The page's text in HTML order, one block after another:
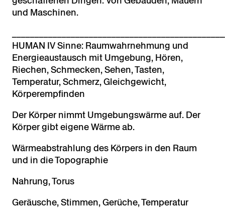
und Maschinen.
HUMAN IV Sinne: Raumwahrnehmung und
Energieaustausch mit Umgebung, Hören,
Riechen, Schmecken, Sehen, Tasten,
Temperatur, Schmerz, Gleichgewicht,
Körperempfinden
Der Körper nimmt Umgebungswärme auf. Der
Körper gibt eigene Wärme ab.
Wärmeabstrahlung des Körpers in den Raum
und in die Topographie
Nahrung, Torus
Geräusche, Stimmen, Gerüche, Temperatur